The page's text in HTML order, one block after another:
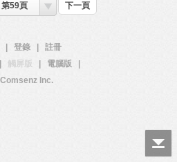
第59頁 下一頁
登錄
註冊
觸屏版 電腦版
Inc.